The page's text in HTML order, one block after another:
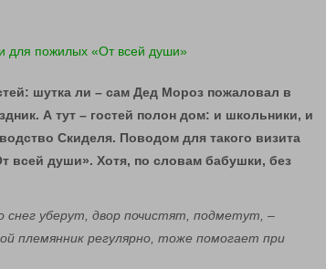
шутка ли – сам Дед Мороз пожаловал в
А тут – гостей полон дом: и школьники, и
Скиделя. Поводом для такого визита
всей души». Хотя, по словам бабушки, без
уберут, двор почистят, подметут, –
племянник регулярно, тоже помогает при